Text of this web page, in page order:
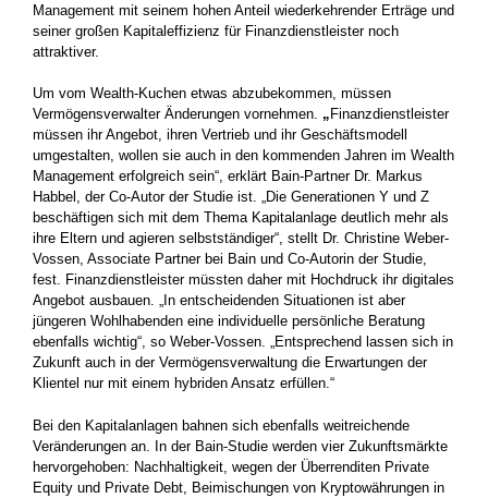
Management mit seinem hohen Anteil wiederkehrender Erträge und
seiner großen Kapitaleffizienz für Finanzdienstleister noch
attraktiver.
Um vom Wealth-Kuchen etwas abzubekommen, müssen
Vermögensverwalter Änderungen vornehmen. „ Finanzdienstleister
müssen ihr Angebot, ihren Vertrieb und ihr Geschäftsmodell
umgestalten, wollen sie auch in den kommenden Jahren im Wealth
Management erfolgreich sein“, erklärt Bain-Partner Dr. Markus
Habbel, der Co-Autor der Studie ist. „Die Generationen Y und Z
beschäftigen sich mit dem Thema Kapitalanlage deutlich mehr als
ihre Eltern und agieren selbstständiger“, stellt Dr. Christine Weber-
Vossen, Associate Partner bei Bain und Co-Autorin der Studie,
fest. Finanzdienstleister müssten daher mit Hochdruck ihr digitales
Angebot ausbauen. „In entscheidenden Situationen ist aber
jüngeren Wohlhabenden eine individuelle persönliche Beratung
ebenfalls wichtig“, so Weber-Vossen. „Entsprechend lassen sich in
Zukunft auch in der Vermögensverwaltung die Erwartungen der
Klientel nur mit einem hybriden Ansatz erfüllen.“
Bei den Kapitalanlagen bahnen sich ebenfalls weitreichende
Veränderungen an. In der Bain-Studie werden vier Zukunftsmärkte
hervorgehoben: Nachhaltigkeit, wegen der Überrenditen Private
Equity und Private Debt, Beimischungen von Kryptowährungen in